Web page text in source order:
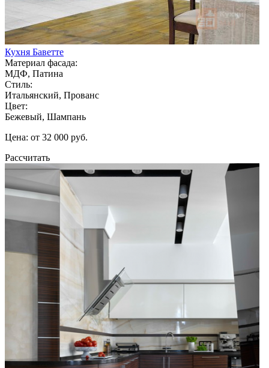
Кухня Баветте
Материал фасада:
МДФ, Патина
Стиль:
Итальянский, Прованс
Цвет:
Бежевый, Шампань
Цена: от 32 000 руб.
Рассчитать